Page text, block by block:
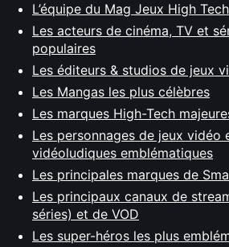
L’équipe du Mag Jeux High Tech
Les acteurs de cinéma, TV et
populaires
Les éditeurs & studios de jeux
Les Mangas les plus célèbres
Les marques High-Tech
Les personnages de jeux vidéo
vidéoludiques emblématiques
Les principales marques de
Les principaux canaux de
séries) et de VOD
Les super-héros les plus